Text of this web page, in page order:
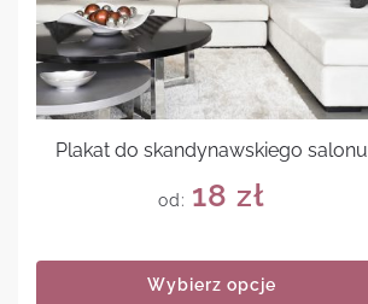
Plakat do skandynawskiego salonu
od: 18 zł
Wybierz opcje